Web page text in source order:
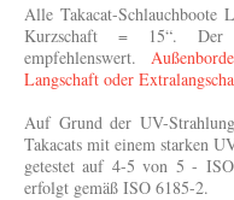
Alle Takacat-
Kurzschaft = 15“. Der
empfehlenswert.
Langschaft oder
Auf Grund der UV-
Takacats mit einem starken
getestet auf 4-5 von 5 -
erfolgt gemäß ISO 6185-2.